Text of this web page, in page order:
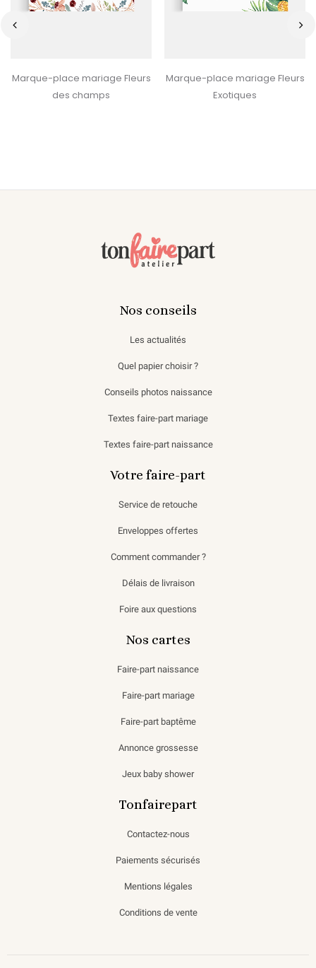
Marque-place mariage Fleurs
des champs
Marque-place mariage Fleurs
Exotiques
Nos conseils
Les actualités
Quel papier choisir ?
Conseils photos naissance
Textes faire-part mariage
Textes faire-part naissance
Votre faire-part
Service de retouche
Enveloppes offertes
Comment commander ?
Délais de livraison
Foire aux questions
Nos cartes
Faire-part naissance
Faire-part mariage
Faire-part baptême
Annonce grossesse
Jeux baby shower
Tonfairepart
Contactez-nous
Paiements sécurisés
Mentions légales
Conditions de vente